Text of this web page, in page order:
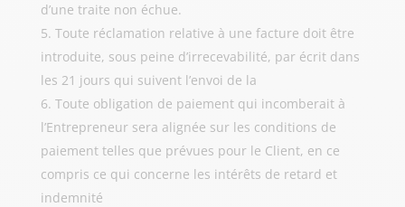
d’une traite non échue.
Toute réclamation relative à une facture doit être
introduite, sous peine d’irrecevabilité, par écrit dans
les 21 jours qui suivent l’envoi de la
Toute obligation de paiement qui incomberait à
l’Entrepreneur sera alignée sur les conditions de
paiement telles que prévues pour le Client, en ce
compris ce qui concerne les intérêts de retard et
indemnité